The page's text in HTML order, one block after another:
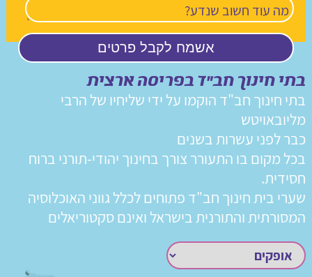
בתי חינוך חב"ד בפריסה ארצית
בתי חינוך חב"ד הוקמו על ידי שליחיו של הרבי
מליובאויטש
כבר לפני עשרות בשנים
בכל מקום בו התעורר צורך בחינוך יהודי-תורני ברוח
חסידית.
שערי בית חינוך חב"ד פתוחים לכלל גווני האוכלוסיה
המסורתית והתורנית בישראל ואינם סקטוריאלים